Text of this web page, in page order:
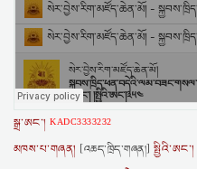
སྒྲ་ཨང་།KADC3333232
མཁས་པ་གཞན། [འཆད་ཁྲིད་གཞན།]སྤྱིའི་ཨང་།